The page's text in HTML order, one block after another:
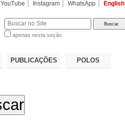
YouTube Instagram WhatsApp English
apenas nesta seção
PUBLICAÇÕES POLOS